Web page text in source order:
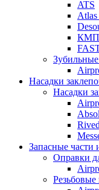
ATS
КМП
Насадки
Насадки
Запасные части
Оправки